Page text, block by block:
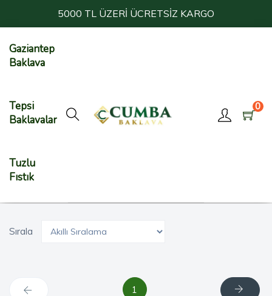
5000 TL ÜZERİ ÜCRETSİZ KARGO
Gaziantep
Baklava
Tepsi
Baklavalar
Tuzlu
Fıstık
0
Sırala
1